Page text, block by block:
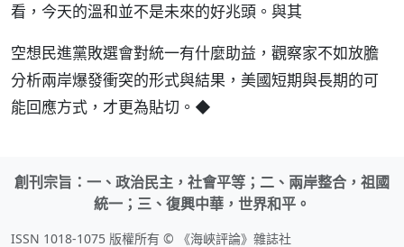
看，今天的溫和並不是未來的好兆頭。與其
空想民進黨敗選會對統一有什麼助益，觀察家不如放膽
分析兩岸爆發衝突的形式與結果，美國短期與長期的可
能回應方式，才更為貼切。◆
創刊宗旨：一、政治民主，社會平等；二、兩岸整合，祖國
統一；三、復興中華，世界和平。
ISSN 1018-1075 版權所有 © 《海峽評論》雜誌社